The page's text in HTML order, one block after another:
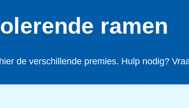
ramen
de verschillende premies. Hulp nodig?